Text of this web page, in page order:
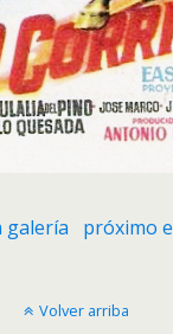
galería próximo
Volver arriba